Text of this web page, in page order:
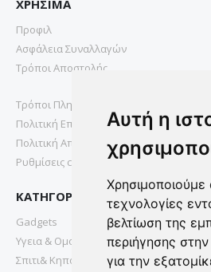
Αυτή η
τεχνολογίες
βελτίωση της
περιήγησης
για την
ΧΡΗΣΙΜΑ
Προφιλ
Ασφάλεια Συναλλαγών
Τρόποι Αποστολής
Τρόποι Πληρωμής
Πολιτική Επιστροφών
Πολιτική Απορρήτου
Ρυθμίσεις cookies
ΚΑΤΗΓΟΡΙΕΣ
Gadgets
Υγεια & Ομορφια
Σπιτι& Κηπος